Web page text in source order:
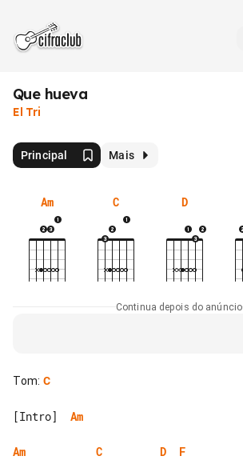
Que hueva
El Tri
Principal Mais
Am C D
Continua depois do anúncio
Tom: C
[Intro] Am
Am C D
F